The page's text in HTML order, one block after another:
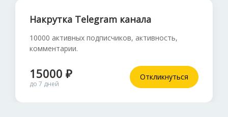
Накрутка Telegram канала
10000 активных подписчиков, активность,
комментарии.
15000 ₽
до 7 дней
Откликнуться